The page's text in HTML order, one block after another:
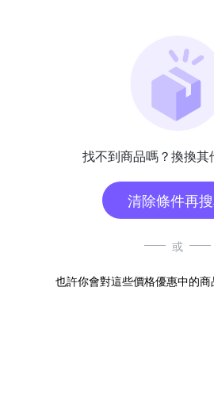
找不到商品嗎？換換其
清除條件再
或
也許你會對這些價格優惠中的商